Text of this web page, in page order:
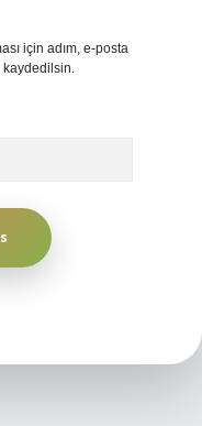
için adım, e-posta
kaydedilsin.